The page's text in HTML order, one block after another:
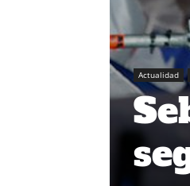
Actualidad